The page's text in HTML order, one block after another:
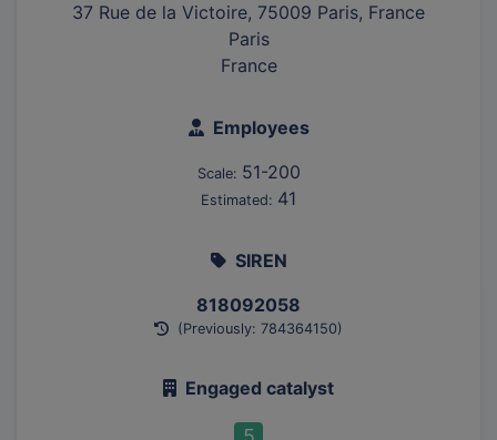
37 Rue de la Victoire, 75009 Paris, France
Paris
France
Employees
Scale: 51-200
Estimated: 41
SIREN
818092058
(Previously: 784364150)
Engaged catalyst